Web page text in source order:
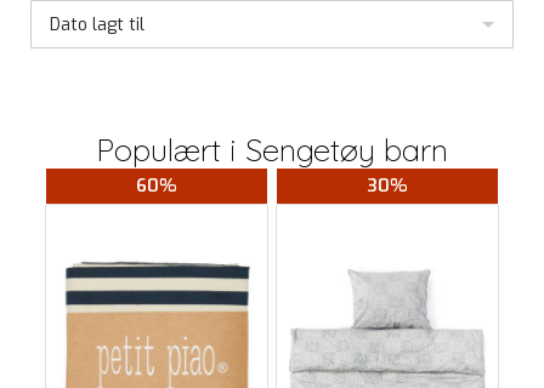
Dato lagt til
Populært i Sengetøy barn
60% 30%